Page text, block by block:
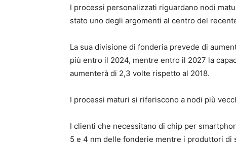
I processi personalizzati riguardano nodi
stato uno degli argomenti al centro del
La sua divisione di fonderia prevede di
più entro il 2024, mentre entro il 2027 la
aumenterà di 2,3 volte rispetto al 2018.
I processi maturi si riferiscono a nodi più
I clienti che necessitano di chip per
5 e 4 nm delle fonderie mentre i produttori di